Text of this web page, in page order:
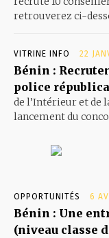
retrouverez ci-
VITRINE INFO 22
Bénin :
police
de l’Intérieur et de
lancement du
OPPORTUNITÉS 6
Bénin : Une
(niveau classe